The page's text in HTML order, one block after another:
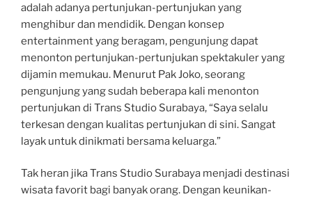
adalah adanya pertunjukan-pertunjukan yang
menghibur dan mendidik. Dengan konsep
entertainment yang beragam, pengunjung dapat
menonton pertunjukan-pertunjukan spektakuler yang
dijamin memukau. Menurut Pak Joko, seorang
pengunjung yang sudah beberapa kali menonton
pertunjukan di Trans Studio Surabaya, “Saya selalu
terkesan dengan kualitas pertunjukan di sini. Sangat
layak untuk dinikmati bersama keluarga.”
Tak heran jika Trans Studio Surabaya menjadi destinasi
wisata favorit bagi banyak orang. Dengan keunikan-